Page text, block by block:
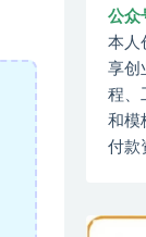
公众
本人
享创
程、
和模
付款